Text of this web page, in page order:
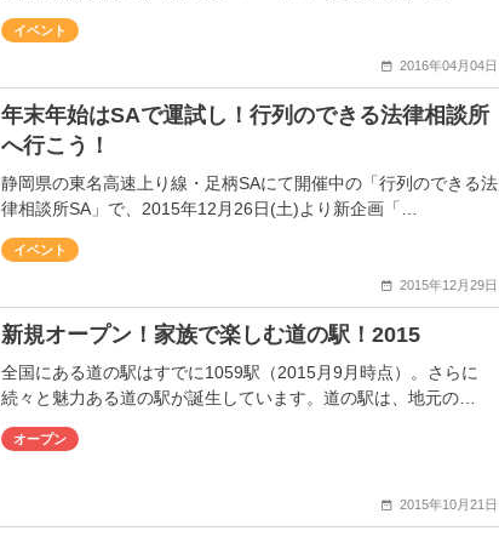
イベント
2016年04月04日
年末年始はSAで運試し！行列のできる法律相談所
へ行こう！
静岡県の東名高速上り線・足柄SAにて開催中の「行列のできる法
律相談所SA」で、2015年12月26日(土)より新企画「…
イベント
2015年12月29日
新規オープン！家族で楽しむ道の駅！2015
全国にある道の駅はすでに1059駅（2015月9月時点）。さらに
続々と魅力ある道の駅が誕生しています。道の駅は、地元の…
オープン
2015年10月21日